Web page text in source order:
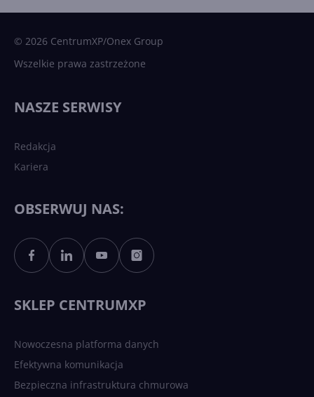
Sztuczna inteligencja po
polsku. Dość barier
© 2026 CentrumXP/Onex Group
Wszelkie prawa zastrzeżone
NASZE SERWISY
Redakcja
Kariera
OBSERWUJ NAS:
SKLEP CENTRUMXP
Nowoczesna platforma danych
Efektywna komunikacja
Bezpieczna infrastruktura chmurowa